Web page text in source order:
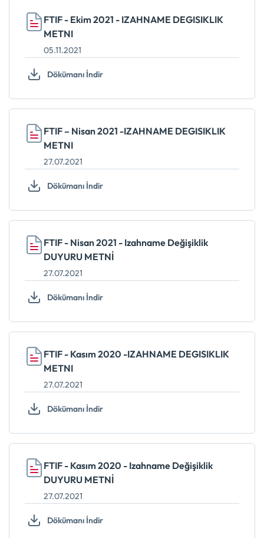
FTIF - Ekim 2021 - IZAHNAME DEGISIKLIK
METNI
05.11.2021
Dökümanı İndir
FTIF – Nisan 2021 -IZAHNAME DEGISIKLIK
METNI
27.07.2021
Dökümanı İndir
FTIF - Nisan 2021 - Izahname Değişiklik
DUYURU METNİ
27.07.2021
Dökümanı İndir
FTIF - Kasım 2020 -IZAHNAME DEGISIKLIK
METNI
27.07.2021
Dökümanı İndir
FTIF - Kasım 2020 - Izahname Değişiklik
DUYURU METNİ
27.07.2021
Dökümanı İndir